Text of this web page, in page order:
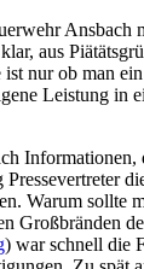
Ansbach
aus
nur ob man
Leistung in
Informationen,
Warum sollte
Großbränden
) war schnell die